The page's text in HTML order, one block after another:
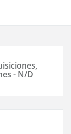
- N/D